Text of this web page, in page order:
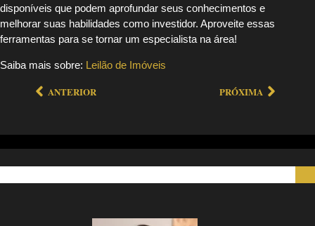
disponíveis que podem aprofundar seus conhecimentos e
melhorar suas habilidades como investidor. Aproveite essas
ferramentas para se tornar um especialista na área!
Saiba mais sobre: Leilão de Imóveis
ANTERIOR PRÓXIMA